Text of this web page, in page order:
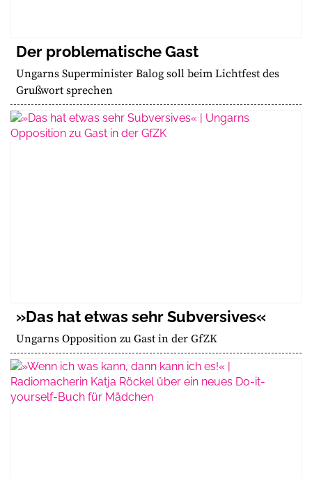
Der problematische Gast
Ungarns Superminister Balog soll beim Lichtfest des
Grußwort sprechen
»Das hat etwas sehr Subversives«
Ungarns Opposition zu Gast in der GfZK